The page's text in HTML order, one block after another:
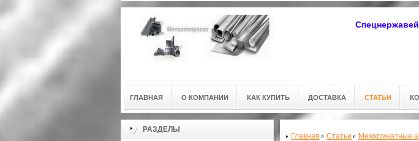
ГЛАВНАЯ О КОМПАНИИ КАК КУПИТЬ ДОСТАВКА СТАТЬИ
РАЗДЕЛЫ
Главная Статьи Межкомнатные